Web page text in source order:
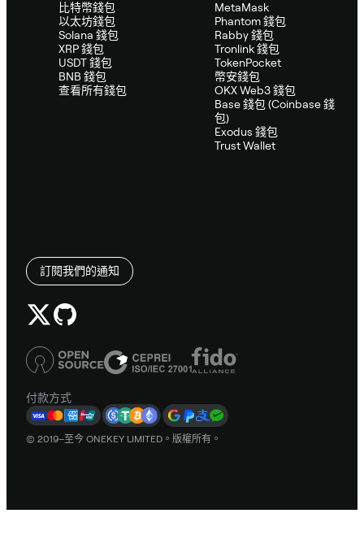
比特幣錢包
以太坊錢包
Solana 錢包
XRP 錢包
USDT 錢包
BNB 錢包
查看所有錢包
MetaMask
Phantom 錢包
Rabby 錢包
Tronlink 錢包
TokenPocket
幣安錢包
OKX Web3 錢包
Base 錢包 (Coinbase 錢
包)
Exodus 錢包
Trust Wallet
訂閱我們的通知
付款方式
© 2019–至今 ONEKEY LIMITED。版權所有。